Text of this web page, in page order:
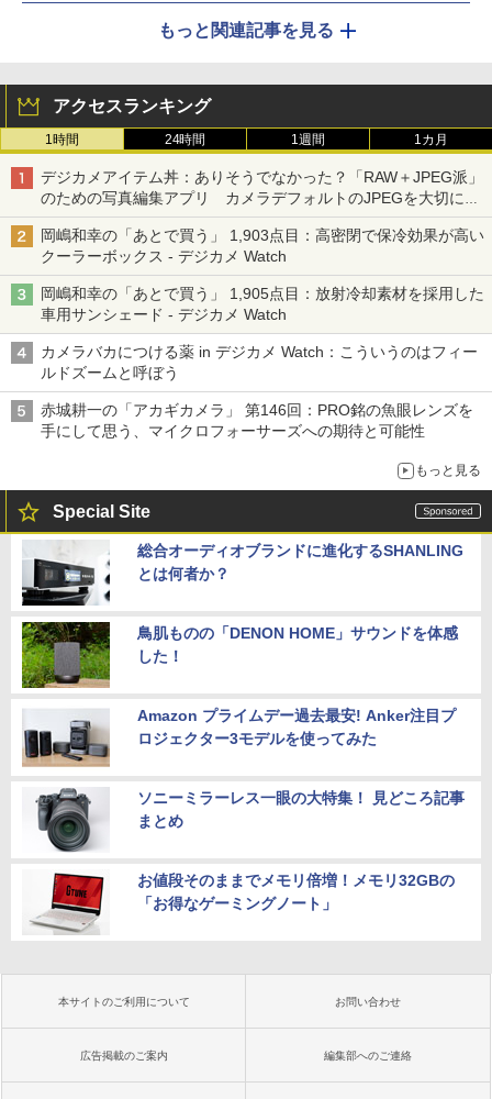
もっと関連記事を見る
アクセスランキング
1時間 24時間 1週間 1カ月
デジカメアイテム丼：ありそうでなかった？「RAW＋JPEG派」
のための写真編集アプリ カメラデフォルトのJPEGを大切にす
る「Filmator」
岡嶋和幸の「あとで買う」 1,903点目：高密閉で保冷効果が高い
クーラーボックス - デジカメ Watch
岡嶋和幸の「あとで買う」 1,905点目：放射冷却素材を採用した
車用サンシェード - デジカメ Watch
カメラバカにつける薬 in デジカメ Watch：こういうのはフィー
ルドズームと呼ぼう
赤城耕一の「アカギカメラ」 第146回：PRO銘の魚眼レンズを
手にして思う、マイクロフォーサーズへの期待と可能性
もっと見る
Special Site
総合オーディオブランドに進化するSHANLING
とは何者か？
鳥肌ものの「DENON HOME」サウンドを体感
した！
Amazon プライムデー過去最安! Anker注目プ
ロジェクター3モデルを使ってみた
ソニーミラーレス一眼の大特集！ 見どころ記事
まとめ
お値段そのままでメモリ倍増！メモリ32GBの
「お得なゲーミングノート」
本サイトのご利用について お問い合わせ
広告掲載のご案内 編集部へのご連絡